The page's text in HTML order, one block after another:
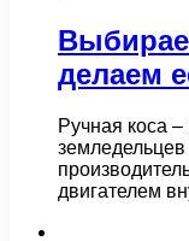
делаем
Ручная коса
двигателем